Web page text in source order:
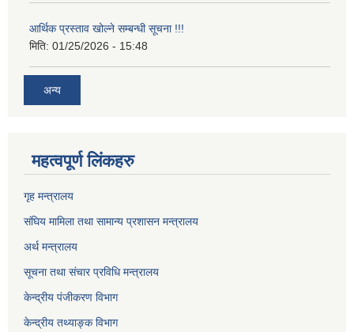
आर्थिक प्रस्ताव खोल्ने सम्बन्धी सूचना !!!
मिति: 01/25/2026 - 15:48
अन्य
महत्वपूर्ण लिंकहरु
गृह मन्त्रालय
संघिय मामिला तथा सामान्य प्रशासन मन्त्रालय
अर्थ मन्त्रालय
सूचना तथा संचार प्रविधि मन्त्रालय
केन्द्रीय पंजीकरण विभाग
केन्द्रीय तथ्याङ्क विभाग